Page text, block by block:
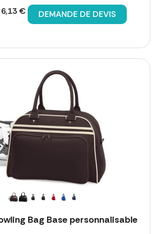
6,13 € DEMANDE DE DEVIS
Bag Base personnalisable